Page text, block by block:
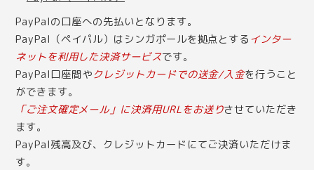
PayPalの口座への先払いとなります。
PayPal（ペイパル）はシンガポールを拠点とする インター
ネットを利用した決済サービスです。
PayPal口座間やクレジットカードでの送金/入金を行うこと
ができます。
「ご注文確定メール」に決済用URLをお送りさせていただき
ます。
PayPal残高及び、クレジットカードにてご決済いただけま
す。